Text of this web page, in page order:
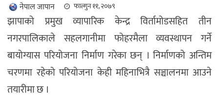
नेपाल जापान फाल्गुन ११, २०७९
झापाको प्रमुख व्यापारिक केन्द्र विर्तामोडसहित तीन
नगरपालिकाले सहलगानीमा फोहरमैला व्यवस्थापन गर्ने
बायोग्यास परियोजना निर्माण गरेका छन् । निर्माणको अन्तिम
चरणमा रहेको परियोजना केही महिनाभित्रै सञ्चालनमा आउने
तयारीमा छ ।